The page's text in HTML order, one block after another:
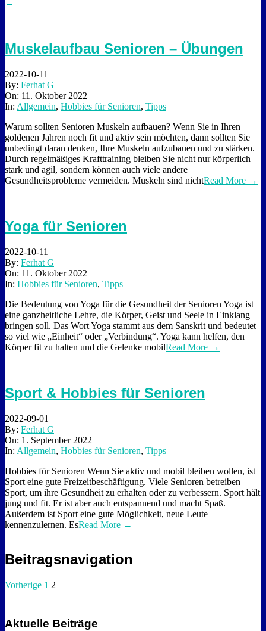
→
Muskelaufbau Senioren – Übungen
2022-10-11
By: Ferhat G
On: 11. Oktober 2022
In: Allgemein, Hobbies für Senioren, Tipps
Warum sollten Senioren Muskeln aufbauen? Wenn Sie in Ihren
goldenen Jahren noch fit und aktiv sein möchten, dann sollten Sie
unbedingt daran denken, Ihre Muskeln aufzubauen und zu stärken.
Durch regelmäßiges Krafttraining bleiben Sie nicht nur körperlich
stark und agil, sondern können auch viele andere
Gesundheitsprobleme vermeiden. Muskeln sind nichtRead More →
Yoga für Senioren
2022-10-11
By: Ferhat G
On: 11. Oktober 2022
In: Hobbies für Senioren, Tipps
Die Bedeutung von Yoga für die Gesundheit der Senioren Yoga ist
eine ganzheitliche Lehre, die Körper, Geist und Seele in Einklang
bringen soll. Das Wort Yoga stammt aus dem Sanskrit und bedeutet
so viel wie „Einheit“ oder „Verbindung“. Yoga kann helfen, den
Körper fit zu halten und die Gelenke mobilRead More →
Sport & Hobbies für Senioren
2022-09-01
By: Ferhat G
On: 1. September 2022
In: Allgemein, Hobbies für Senioren, Tipps
Hobbies für Senioren Wenn Sie aktiv und mobil bleiben wollen, ist
Sport eine gute Freizeitbeschäftigung. Viele Senioren betreiben
Sport, um ihre Gesundheit zu erhalten oder zu verbessern. Sport hält
jung und fit. Er ist aber auch entspannend und macht Spaß.
Außerdem ist Sport eine gute Möglichkeit, neue Leute
kennenzulernen. EsRead More →
Beitragsnavigation
Vorherige 1 2
Aktuelle Beiträge